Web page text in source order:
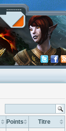
Points
Titre